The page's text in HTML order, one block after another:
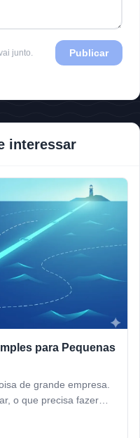
junto. Publicar
interessar
para Pequenas
de grande empresa.
o que precisa fazer